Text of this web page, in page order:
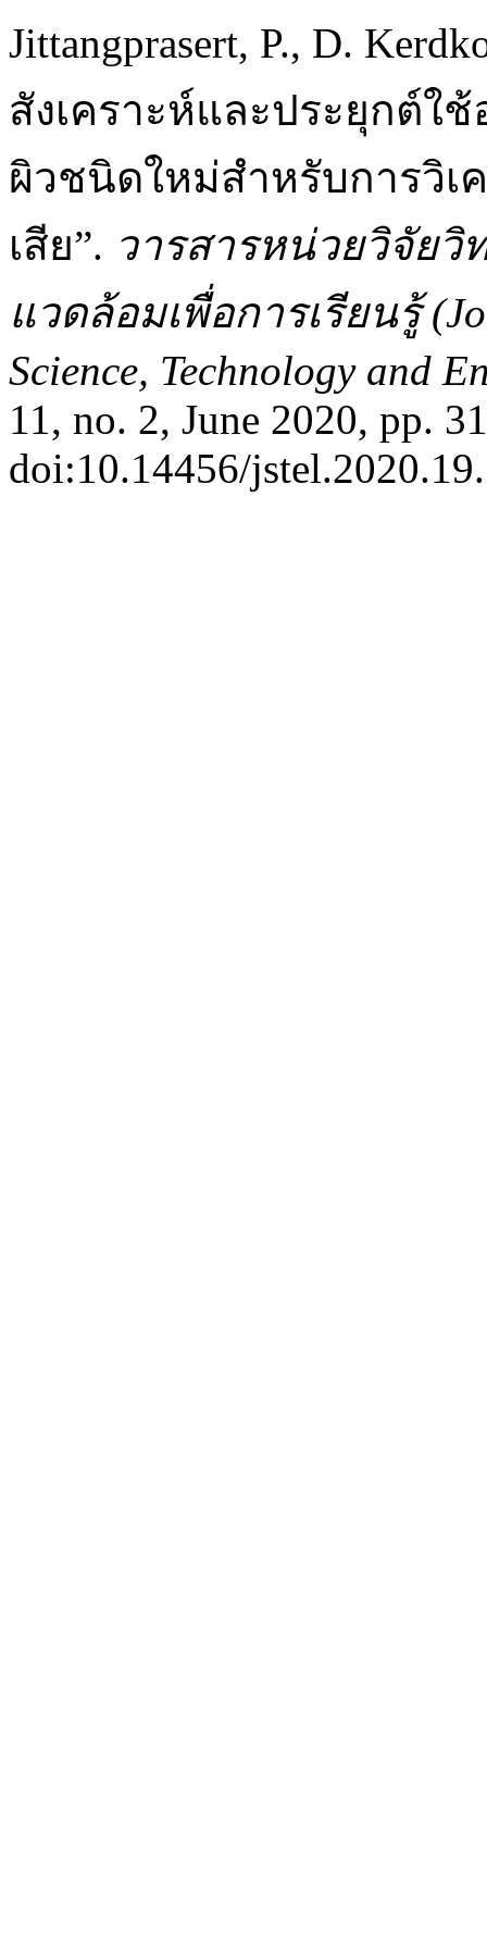
Jittangprasert, P., D.
สังเคราะห์และประยุกต์ใ
ผิวชนิดใหม่สำหรับการวิเ
เสีย”. วารสารหน่วยวิจัยวิ
แวดล้อมเพื่อการเรียนรู้
Science, Technology and
11, no. 2, June 2020, pp.
doi:10.14456/jstel.2020.19.